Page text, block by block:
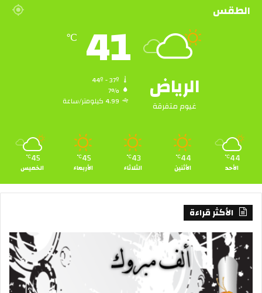
الطقس
الرياض
غيوم متفرقة
41
℃
7%
4.99 كيلومتر/ساعة
44
℃
الأحد
44
℃
الأثنين
43
℃
الثلاثاء
45
℃
الأربعاء
45
℃
الخميس
الأكثر قراءة